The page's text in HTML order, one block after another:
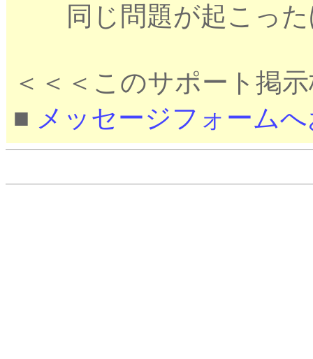
同じ問題が起こった
＜＜＜このサポート掲
■ メッセージフォーム